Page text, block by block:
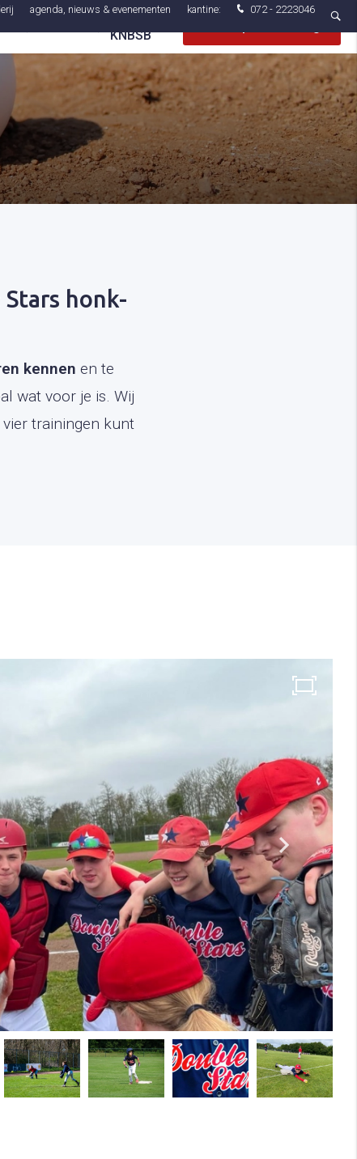
072 - 2223046
agenda, nieuws & evenementen kantine:
Inloggen
KNBSB
honk-
kennen en te
wat voor je is. Wij
trainingen kunt